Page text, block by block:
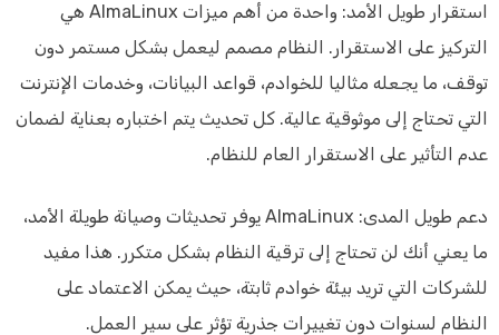
استقرار طويل الأمد: واحدة من أهم ميزات AlmaLinux هي
التركيز على الاستقرار. النظام مصمم ليعمل بشكل مستمر دون
توقف، ما يجعله مثاليا للخوادم، قواعد البيانات، وخدمات الإنترنت
التي تحتاج إلى موثوقية عالية. كل تحديث يتم اختباره بعناية لضمان
عدم التأثير على الاستقرار العام للنظام.
دعم طويل المدى: AlmaLinux يوفر تحديثات وصيانة طويلة الأمد،
ما يعني أنك لن تحتاج إلى ترقية النظام بشكل متكرر. هذا مفيد
للشركات التي تريد بيئة خوادم ثابتة، حيث يمكن الاعتماد على
النظام لسنوات دون تغييرات جذرية تؤثر على سير العمل.